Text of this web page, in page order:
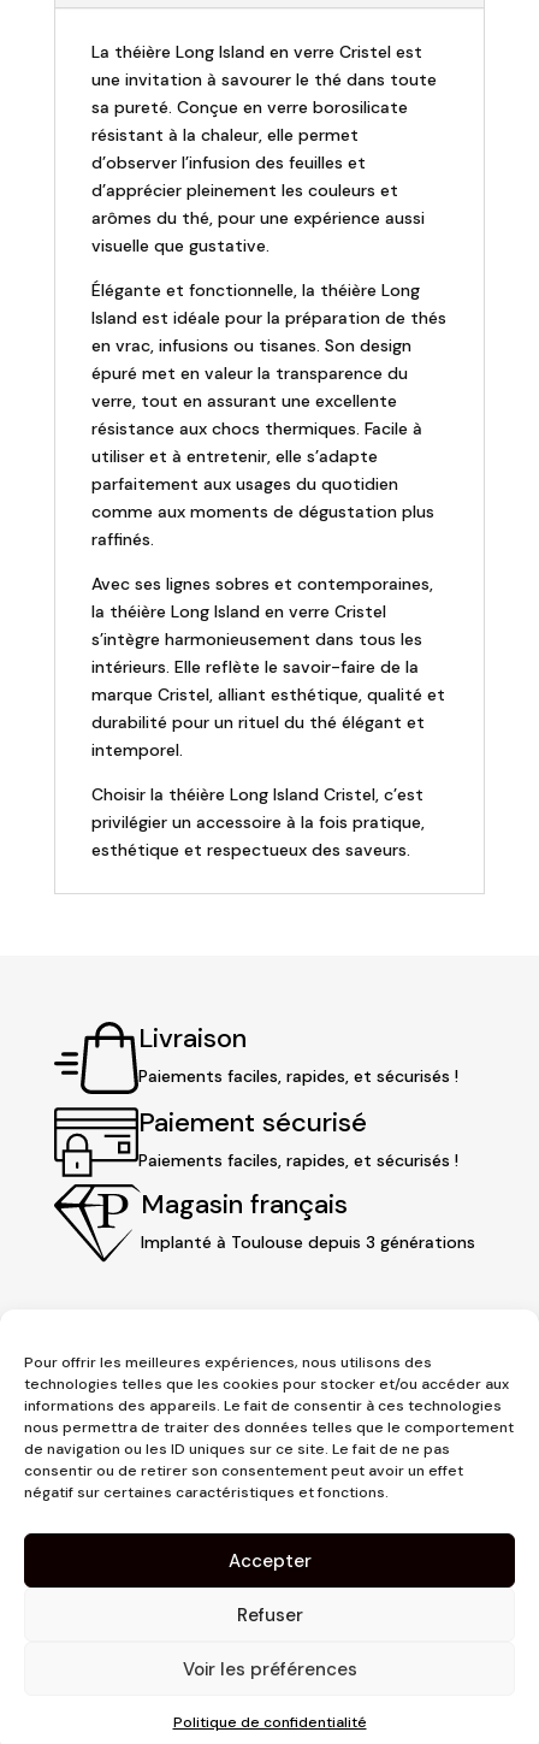
Pour offrir les meilleures expériences, nous utilisons des
technologies telles que les cookies pour stocker et/ou accéder aux
informations des appareils. Le fait de consentir à ces technologies
nous permettra de traiter des données telles que le comportement
de navigation ou les ID uniques sur ce site. Le fait de ne pas
consentir ou de retirer son consentement peut avoir un effet
négatif sur certaines caractéristiques et fonctions.
Accepter
Refuser
Voir les préférences
Politique de confidentialité
La théière Long Island en verre Cristel est
une invitation à savourer le thé dans toute
sa pureté. Conçue en verre borosilicate
résistant à la chaleur, elle permet
d’observer l’infusion des feuilles et
d’apprécier pleinement les couleurs et
arômes du thé, pour une expérience aussi
visuelle que gustative.
Élégante et fonctionnelle, la théière Long
Island est idéale pour la préparation de thés
en vrac, infusions ou tisanes. Son design
épuré met en valeur la transparence du
verre, tout en assurant une excellente
résistance aux chocs thermiques. Facile à
utiliser et à entretenir, elle s’adapte
parfaitement aux usages du quotidien
comme aux moments de dégustation plus
raffinés.
Avec ses lignes sobres et contemporaines,
la théière Long Island en verre Cristel
s’intègre harmonieusement dans tous les
intérieurs. Elle reflète le savoir-faire de la
marque Cristel, alliant esthétique, qualité et
durabilité pour un rituel du thé élégant et
intemporel.
Choisir la théière Long Island Cristel, c’est
privilégier un accessoire à la fois pratique,
esthétique et respectueux des saveurs.
Livraison
Paiements faciles, rapides, et sécurisés !
Paiement sécurisé
Paiements faciles, rapides, et sécurisés !
Magasin français
Implanté à Toulouse depuis 3 générations
3 place Jeanne d'Arc
31000 Toulouse
contact@pujolmaison.com
05 62 73 70 73